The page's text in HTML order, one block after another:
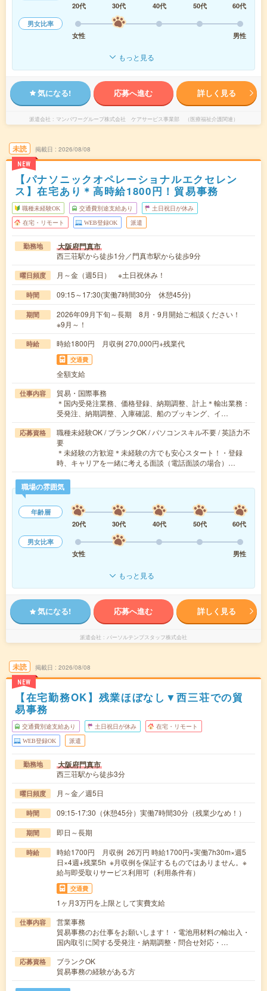
20代
30代 40代 50代
60代
男女比率
女性
男性
もっと見る
気になる! 応募へ進む 詳しく見る
派遣会社 マンパワーグループ株式会社 ケアサービス事業部 （医療福祉介護関連）
未読
NEW
掲載日 2026/08/08
【パナソニックオペレーショナルエクセレン
ス】在宅あり＊高時給1800円！貿易事務
職種未経験OK 交通費別途支給あり 土日祝日が休み
在宅・リモート WEB登録OK 派遣
勤務地 大阪府門真市
西三荘駅から徒歩1分／門真市駅から徒歩9分
曜日頻度 月～金（週5日） ※土日祝休み！
時間 09:15～17:30(実働7時間30分 休憩45分)
期間
2026年09月下旬～長期 8月・9月開始ご相談ください！
※9月～！
時給 時給1800円 月収例 270,000円+残業代
交通費
全額支給
仕事内容
貿易・国際事務
＊国内受発注業務、価格登録、納期調整、計上＊輸出業務：
受発注、納期調整、入庫確認、船のブッキング、イ…
応募資格
職種未経験OK / ブランクOK / パソコンスキル不要 / 英語力不
要
＊未経験の方歓迎＊未経験の方でも安心スタート！・登録
時、キャリアを一緒に考える面談（電話面談の場合）…
職場の雰囲気
年齢層
20代
30代 40代 50代
60代
男女比率
女性
男性
もっと見る
気になる! 応募へ進む 詳しく見る
派遣会社 パーソルテンプスタッフ株式会社
未読
NEW
掲載日 2026/08/08
【在宅勤務OK】残業ほぼなし▼西三荘での貿
易事務
交通費別途支給あり 土日祝日が休み 在宅・リモート
WEB登録OK 派遣
勤務地 大阪府門真市
西三荘駅から徒歩3分
曜日頻度 月～金／週5日
時間 09:15-17:30（休憩45分）実働7時間30分（残業少なめ！）
期間 即日～長期
時給
時給1700円 月収例 26万円 時給1700円×実働7h30m×週5
日×4週+残業5h ※月収例を保証するものではありません。※
給与即受取りサービス利用可（利用条件有）
交通費
1ヶ月3万円を上限として実費支給
仕事内容
営業事務
貿易事務のお仕事をお願いします！・電池用材料の輸出入・
国内取引に関する受発注・納期調整・問合せ対応・…
応募資格
ブランクOK
貿易事務の経験がある方